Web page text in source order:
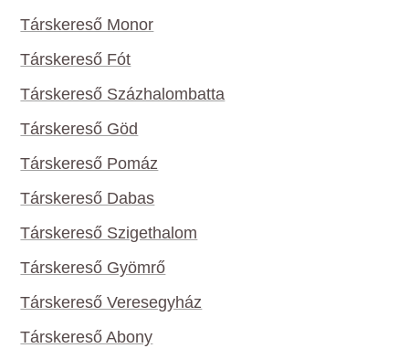
Társkereső Monor
Társkereső Fót
Társkereső Százhalombatta
Társkereső Göd
Társkereső Pomáz
Társkereső Dabas
Társkereső Szigethalom
Társkereső Gyömrő
Társkereső Veresegyház
Társkereső Abony